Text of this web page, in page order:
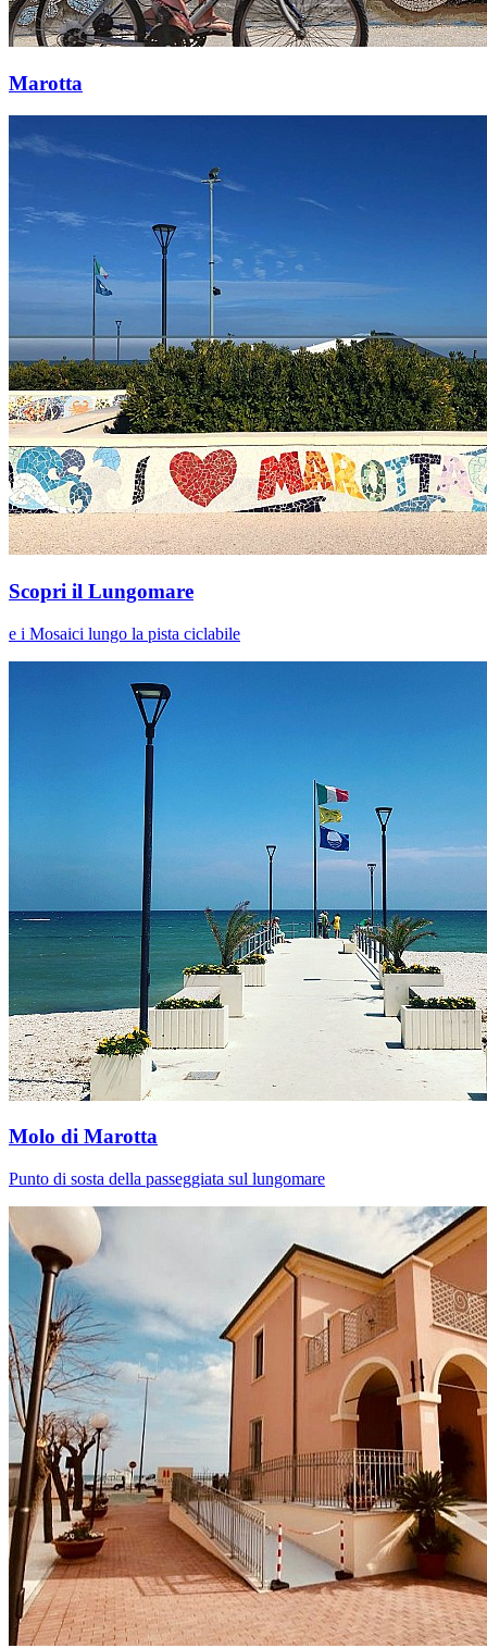
Marotta
Scopri il Lungomare
e i Mosaici lungo la pista ciclabile
Molo di Marotta
Punto di sosta della passeggiata sul lungomare